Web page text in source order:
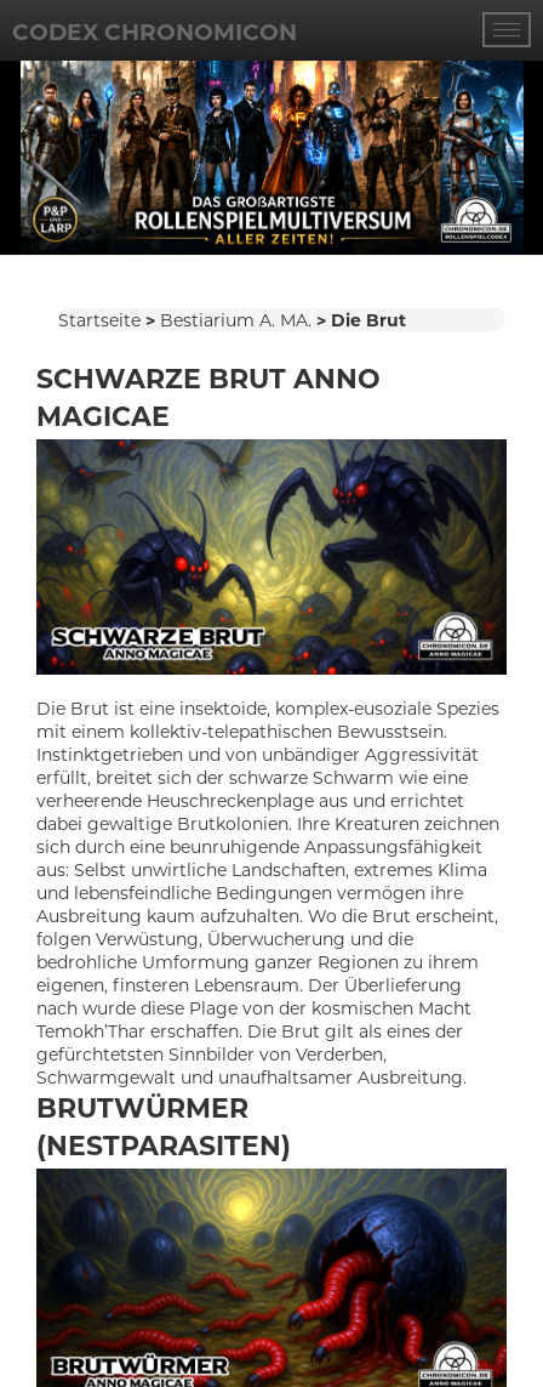
CODEX CHRONOMICON
Startseite Bestiarium A. MA. Die Brut
SCHWARZE BRUT ANNO
MAGICAE
Die Brut ist eine insektoide, komplex-eusoziale Spezies
mit einem kollektiv-telepathischen Bewusstsein.
Instinktgetrieben und von unbändiger Aggressivität
erfüllt, breitet sich der schwarze Schwarm wie eine
verheerende Heuschreckenplage aus und errichtet
dabei gewaltige Brutkolonien. Ihre Kreaturen zeichnen
sich durch eine beunruhigende Anpassungsfähigkeit
aus: Selbst unwirtliche Landschaften, extremes Klima
und lebensfeindliche Bedingungen vermögen ihre
Ausbreitung kaum aufzuhalten. Wo die Brut erscheint,
folgen Verwüstung, Überwucherung und die
bedrohliche Umformung ganzer Regionen zu ihrem
eigenen, finsteren Lebensraum. Der Überlieferung
nach wurde diese Plage von der kosmischen Macht
Temokh’Thar erschaffen. Die Brut gilt als eines der
gefürchtetsten Sinnbilder von Verderben,
Schwarmgewalt und unaufhaltsamer Ausbreitung.
BRUTWÜRMER
(NESTPARASITEN)